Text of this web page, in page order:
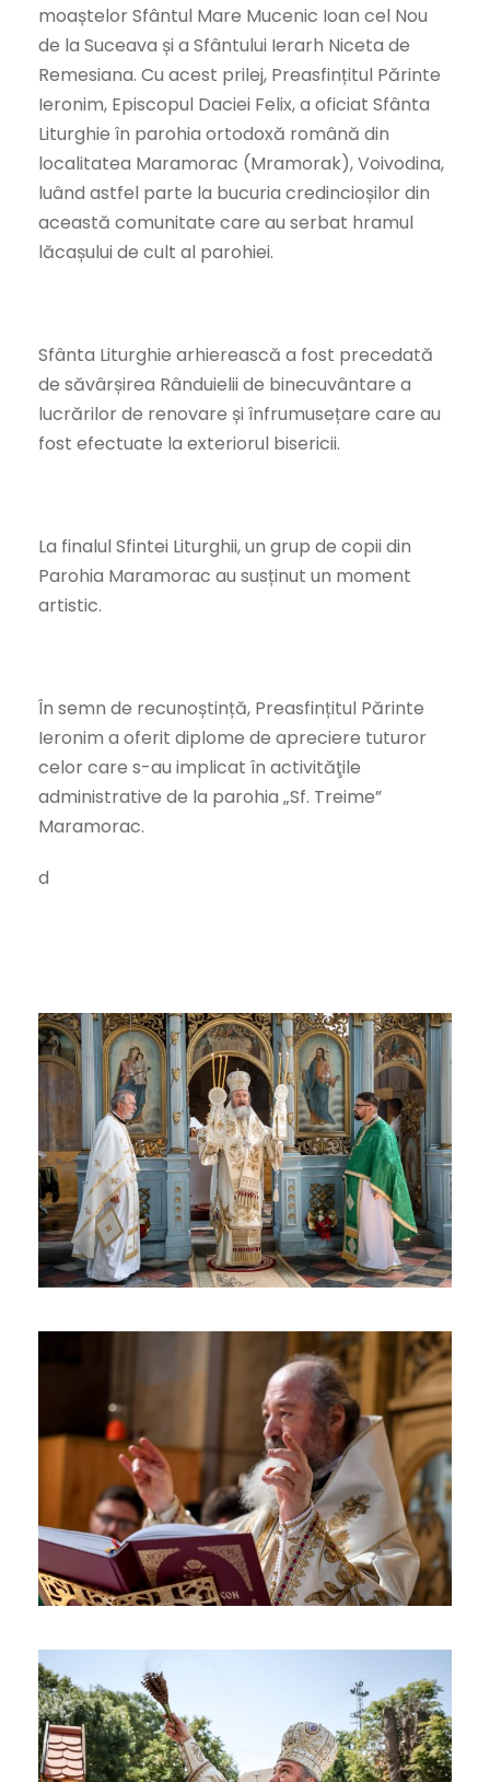
moaștelor Sfântul Mare Mucenic Ioan cel Nou
de la Suceava și a Sfântului Ierarh Niceta de
Remesiana. Cu acest prilej, Preasfințitul Părinte
Ieronim, Episcopul Daciei Felix, a oficiat Sfânta
Liturghie în parohia ortodoxă română din
localitatea Maramorac (Mramorak), Voivodina,
luând astfel parte la bucuria credincioșilor din
această comunitate care au serbat hramul
lăcașului de cult al parohiei.
Sfânta Liturghie arhierească a fost precedată
de săvârșirea Rânduielii de binecuvântare a
lucrărilor de renovare și înfrumusețare care au
fost efectuate la exteriorul bisericii.
La finalul Sfintei Liturghii, un grup de copii din
Parohia Maramorac au susținut un moment
artistic.
În semn de recunoștință, Preasfințitul Părinte
Ieronim a oferit diplome de apreciere tuturor
celor care s-au implicat în activităţile
administrative de la parohia „Sf. Treime”
Maramorac.
d